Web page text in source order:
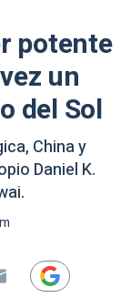
potente
un
del Sol
China y
Daniel K.